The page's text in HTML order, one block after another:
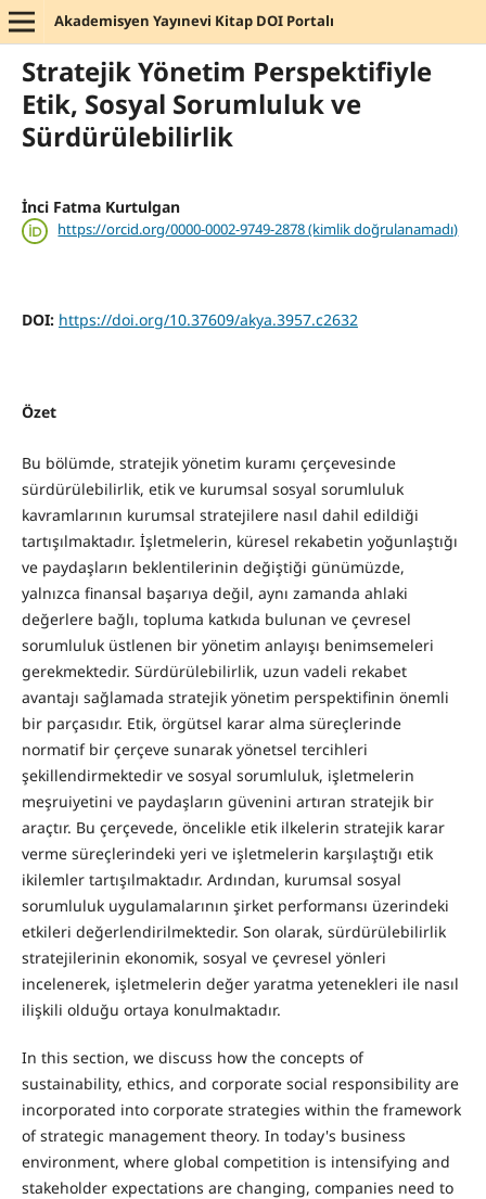
Akademisyen Yayınevi Kitap DOI Portalı
Stratejik Yönetim Perspektifiyle
Etik, Sosyal Sorumluluk ve
Sürdürülebilirlik
İnci Fatma Kurtulgan
https://orcid.org/0000-0002-9749-2878 (kimlik doğrulanamadı)
DOI: https://doi.org/10.37609/akya.3957.c2632
Özet
Bu bölümde, stratejik yönetim kuramı çerçevesinde
sürdürülebilirlik, etik ve kurumsal sosyal sorumluluk
kavramlarının kurumsal stratejilere nasıl dahil edildiği
tartışılmaktadır. İşletmelerin, küresel rekabetin yoğunlaştığı
ve paydaşların beklentilerinin değiştiği günümüzde,
yalnızca finansal başarıya değil, aynı zamanda ahlaki
değerlere bağlı, topluma katkıda bulunan ve çevresel
sorumluluk üstlenen bir yönetim anlayışı benimsemeleri
gerekmektedir. Sürdürülebilirlik, uzun vadeli rekabet
avantajı sağlamada stratejik yönetim perspektifinin önemli
bir parçasıdır. Etik, örgütsel karar alma süreçlerinde
normatif bir çerçeve sunarak yönetsel tercihleri
şekillendirmektedir ve sosyal sorumluluk, işletmelerin
meşruiyetini ve paydaşların güvenini artıran stratejik bir
araçtır. Bu çerçevede, öncelikle etik ilkelerin stratejik karar
verme süreçlerindeki yeri ve işletmelerin karşılaştığı etik
ikilemler tartışılmaktadır. Ardından, kurumsal sosyal
sorumluluk uygulamalarının şirket performansı üzerindeki
etkileri değerlendirilmektedir. Son olarak, sürdürülebilirlik
stratejilerinin ekonomik, sosyal ve çevresel yönleri
incelenerek, işletmelerin değer yaratma yetenekleri ile nasıl
ilişkili olduğu ortaya konulmaktadır.
In this section, we discuss how the concepts of
sustainability, ethics, and corporate social responsibility are
incorporated into corporate strategies within the framework
of strategic management theory. In today's business
environment, where global competition is intensifying and
stakeholder expectations are changing, companies need to